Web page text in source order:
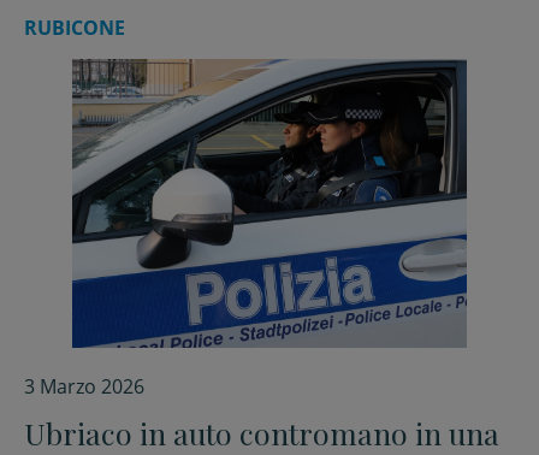
RUBICONE
3 Marzo 2026
Ubriaco in auto contromano in una